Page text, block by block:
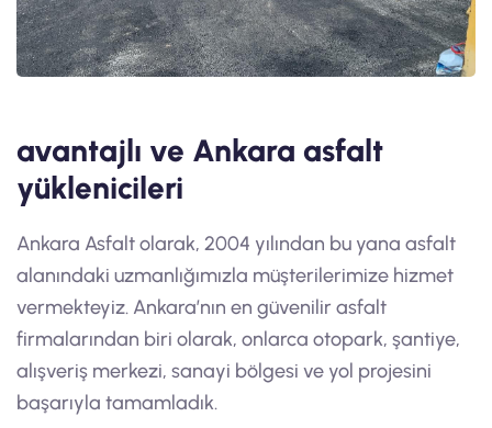
avantajlı ve Ankara asfalt
yüklenicileri
Ankara Asfalt olarak, 2004 yılından bu yana asfalt
alanındaki uzmanlığımızla müşterilerimize hizmet
vermekteyiz. Ankara’nın en güvenilir asfalt
firmalarından biri olarak, onlarca otopark, şantiye,
alışveriş merkezi, sanayi bölgesi ve yol projesini
başarıyla tamamladık.